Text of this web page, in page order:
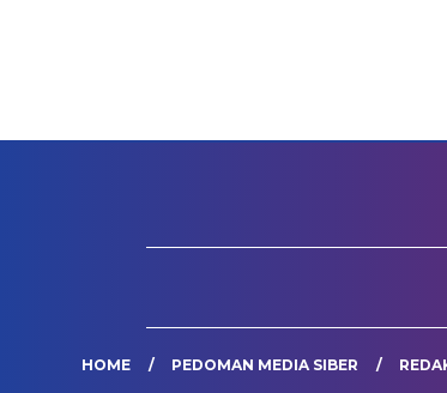
HOME PEDOMAN MEDIA SIBER